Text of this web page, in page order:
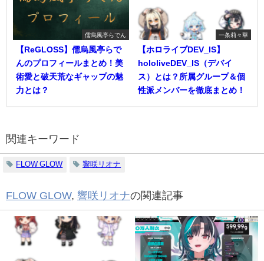
儒烏風亭らでん
【ReGLOSS】儒烏風亭らで
んのプロフィールまとめ！美
術愛と破天荒なギャップの魅
力とは？
一条莉々華
【ホロライブDEV_IS】
hololiveDEV_IS（デバイ
ス）とは？所属グループ＆個
性派メンバーを徹底まとめ！
関連キーワード
FLOW GLOW 響咲リオナ
FLOW GLOW, 響咲リオナの関連記事